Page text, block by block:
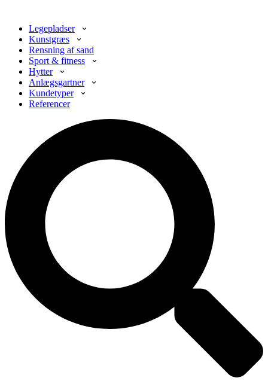
Legepladser
Kunstgræs
Rensning af sand
Sport & fitness
Hytter
Anlægsgartner
Kundetyper
Referencer